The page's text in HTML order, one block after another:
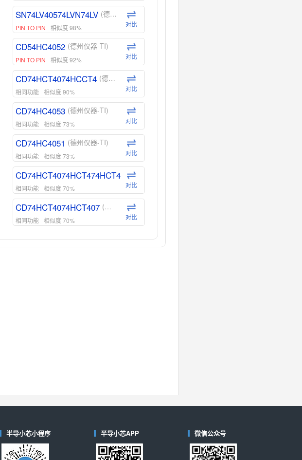
SN74LV40574LVN74LV (德州仪器-TI)
PIN TO PIN 相似度 98% 对比
CD54HC4052 (德州仪器-TI)
PIN TO PIN 相似度 92% 对比
CD74HCT4074HCCT4 (德州仪器-TI)
相同功能 相似度 90% 对比
CD74HC4053 (德州仪器-TI)
相同功能 相似度 73% 对比
CD74HC4051 (德州仪器-TI)
相同功能 相似度 73% 对比
CD74HCT4074HCT474HCT4 (德州仪器-TI)
相同功能 相似度 70% 对比
CD74HCT4074HCT407 (德州仪器-TI)
相同功能 相似度 70% 对比
CD74HCT4D74HDCT40 (德州仪器-TI)
对比
半导小芯小程序 半导小芯APP 微信公众号